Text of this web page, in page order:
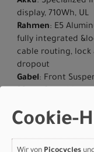
display, 710Wh, UL
Rahmen: E5
fully integrated
cable routing,
dropout
Gabel: Front
Bremse hinten:
Kassette: Gates
Cookie-